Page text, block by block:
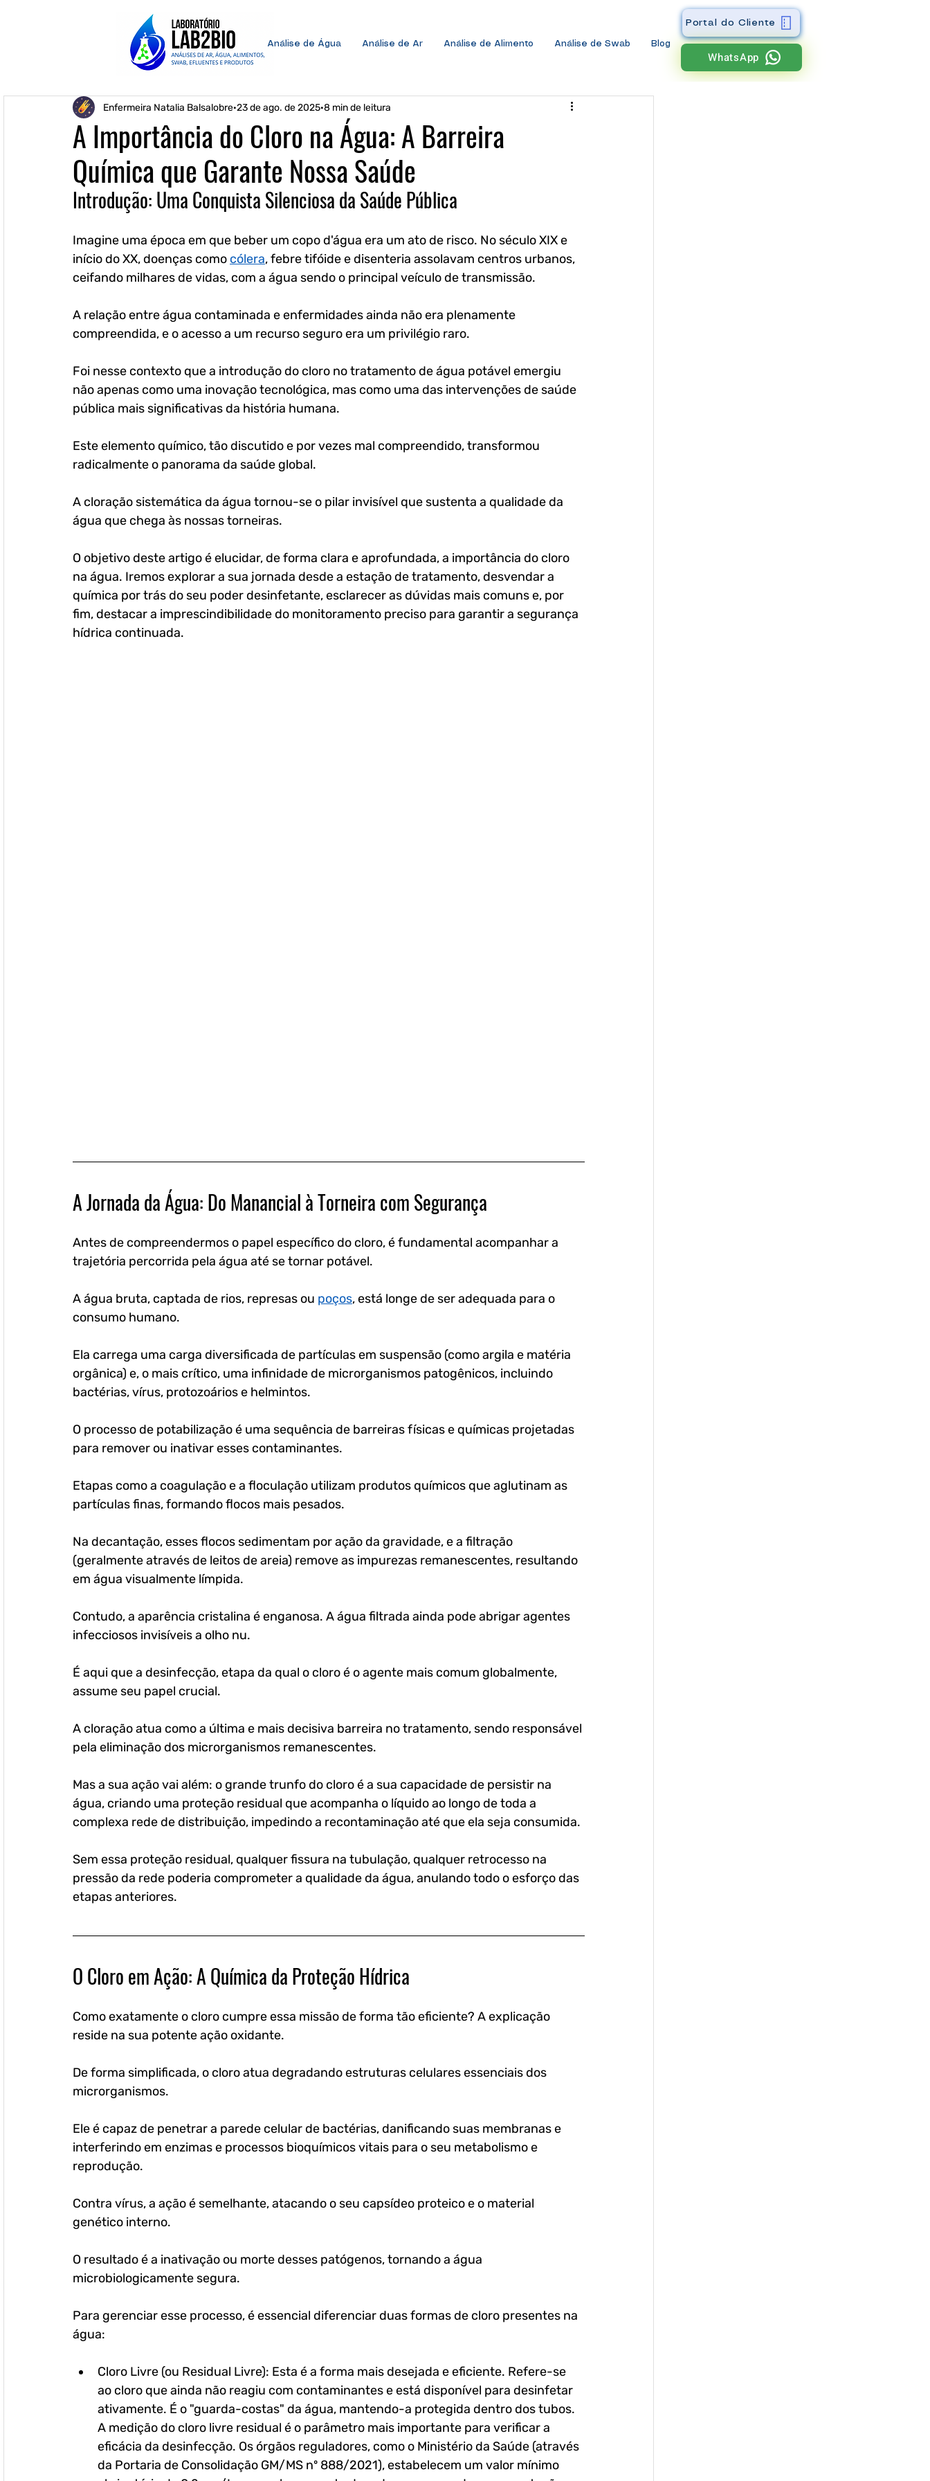
Análise de Água Análise de Ar Análise de Alimento Análise de Swab Blog
Portal do Cliente
WhatsApp
A Importância do Cloro na Água: A Barreira
Química que Garante Nossa Saúde
Enfermeira Natalia Balsalobre 23 de ago. de 2025 8 min de leitura
Introdução: Uma Conquista Silenciosa da Saúde Pública
Imagine uma época em que beber um copo d'água era um ato de risco. No século XIX e
início do XX, doenças como cólera, febre tifóide e disenteria assolavam centros urbanos,
ceifando milhares de vidas, com a água sendo o principal veículo de transmissão.
A relação entre água contaminada e enfermidades ainda não era plenamente
compreendida, e o acesso a um recurso seguro era um privilégio raro.
Foi nesse contexto que a introdução do cloro no tratamento de água potável emergiu
não apenas como uma inovação tecnológica, mas como uma das intervenções de saúde
pública mais significativas da história humana.
Este elemento químico, tão discutido e por vezes mal compreendido, transformou
radicalmente o panorama da saúde global.
A cloração sistemática da água tornou-se o pilar invisível que sustenta a qualidade da
água que chega às nossas torneiras.
O objetivo deste artigo é elucidar, de forma clara e aprofundada, a importância do cloro
na água. Iremos explorar a sua jornada desde a estação de tratamento, desvendar a
química por trás do seu poder desinfetante, esclarecer as dúvidas mais comuns e, por
fim, destacar a imprescindibilidade do monitoramento preciso para garantir a segurança
hídrica continuada.
A Jornada da Água: Do Manancial à Torneira com Segurança
Antes de compreendermos o papel específico do cloro, é fundamental acompanhar a
trajetória percorrida pela água até se tornar potável.
A água bruta, captada de rios, represas ou poços, está longe de ser adequada para o
consumo humano.
Ela carrega uma carga diversificada de partículas em suspensão (como argila e matéria
orgânica) e, o mais crítico, uma infinidade de microrganismos patogênicos, incluindo
bactérias, vírus, protozoários e helmintos.
O processo de potabilização é uma sequência de barreiras físicas e químicas projetadas
para remover ou inativar esses contaminantes.
Etapas como a coagulação e a floculação utilizam produtos químicos que aglutinam as
partículas finas, formando flocos mais pesados.
Na decantação, esses flocos sedimentam por ação da gravidade, e a filtração
(geralmente através de leitos de areia) remove as impurezas remanescentes, resultando
em água visualmente límpida.
Contudo, a aparência cristalina é enganosa. A água filtrada ainda pode abrigar agentes
infecciosos invisíveis a olho nu.
É aqui que a desinfecção, etapa da qual o cloro é o agente mais comum globalmente,
assume seu papel crucial.
A cloração atua como a última e mais decisiva barreira no tratamento, sendo responsável
pela eliminação dos microrganismos remanescentes.
Mas a sua ação vai além: o grande trunfo do cloro é a sua capacidade de persistir na
água, criando uma proteção residual que acompanha o líquido ao longo de toda a
complexa rede de distribuição, impedindo a recontaminação até que ela seja consumida.
Sem essa proteção residual, qualquer fissura na tubulação, qualquer retrocesso na
pressão da rede poderia comprometer a qualidade da água, anulando todo o esforço das
etapas anteriores.
O Cloro em Ação: A Química da Proteção Hídrica
Como exatamente o cloro cumpre essa missão de forma tão eficiente? A explicação
reside na sua potente ação oxidante.
De forma simplificada, o cloro atua degradando estruturas celulares essenciais dos
microrganismos.
Ele é capaz de penetrar a parede celular de bactérias, danificando suas membranas e
interferindo em enzimas e processos bioquímicos vitais para o seu metabolismo e
reprodução.
Contra vírus, a ação é semelhante, atacando o seu capsídeo proteico e o material
genético interno.
O resultado é a inativação ou morte desses patógenos, tornando a água
microbiologicamente segura.
Para gerenciar esse processo, é essencial diferenciar duas formas de cloro presentes na
água:
Cloro Livre (ou Residual Livre): Esta é a forma mais desejada e eficiente. Refere-se
ao cloro que ainda não reagiu com contaminantes e está disponível para desinfetar
ativamente. É o "guarda-costas" da água, mantendo-a protegida dentro dos tubos.
A medição do cloro livre residual é o parâmetro mais importante para verificar a
eficácia da desinfecção. Os órgãos reguladores, como o Ministério da Saúde (através
da Portaria de Consolidação GM/MS nº 888/2021), estabelecem um valor mínimo